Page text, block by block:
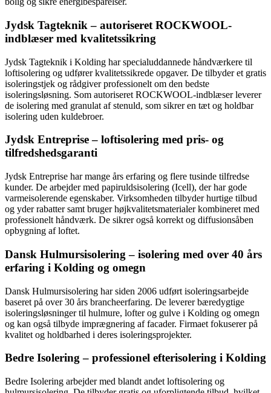
Jydsk Tagteknik – autoriseret ROCKWOOL-
indblæser med kvalitetssikring
Jydsk Tagteknik i Kolding har specialuddannede håndværkere til
loftisolering og udfører kvalitetssikrede opgaver. De tilbyder et gratis
isoleringstjek og rådgiver professionelt om den bedste
isoleringsløsning. Som autoriseret ROCKWOOL-indblæser leverer
de isolering med granulat af stenuld, som sikrer en tæt og holdbar
isolering uden kuldebroer.
Jydsk Entreprise – loftisolering med pris- og
tilfredshedsgaranti
Jydsk Entreprise har mange års erfaring og flere tusinde tilfredse
kunder. De arbejder med papiruldsisolering (Icell), der har gode
varmeisolerende egenskaber. Virksomheden tilbyder hurtige tilbud
og yder rabatter samt bruger højkvalitetsmaterialer kombineret med
professionelt håndværk. De sikrer også korrekt og diffusionsåben
opbygning af loftet.
Dansk Hulmursisolering – isolering med over 40 års
erfaring i Kolding og omegn
Dansk Hulmursisolering har siden 2006 udført isoleringsarbejde
baseret på over 30 års brancheerfaring. De leverer bæredygtige
isoleringsløsninger til hulmure, lofter og gulve i Kolding og omegn
og kan også tilbyde imprægnering af facader. Firmaet fokuserer på
kvalitet og holdbarhed i deres isoleringsprojekter.
Bedre Isolering – professionel efterisolering i Kolding
Bedre Isolering arbejder med blandt andet loftisolering og